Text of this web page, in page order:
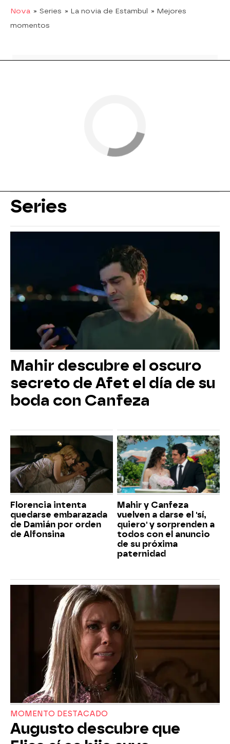
Nova » Series » La novia de Estambul » Mejores
momentos
Series
Mahir descubre el oscuro
secreto de Afet el día de su
boda con Canfeza
Florencia intenta
quedarse embarazada
de Damián por orden
de Alfonsina
Mahir y Canfeza
vuelven a darse el 'sí,
quiero' y sorprenden a
todos con el anuncio
de su próxima
paternidad
MOMENTO DESTACADO
Augusto descubre que